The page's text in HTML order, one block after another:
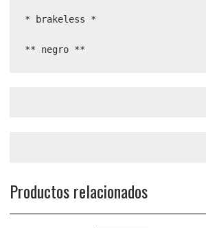
* brakeless *
** negro **
Productos relacionados